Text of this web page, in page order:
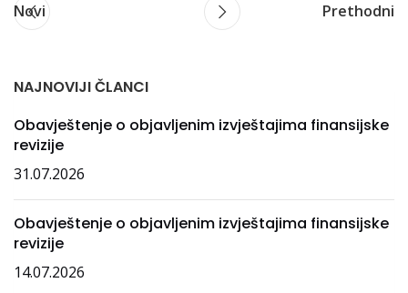
Novi Prethodni
NAJNOVIJI ČLANCI
Obavještenje o objavljenim izvještajima finansijske
revizije
31.07.2026
Obavještenje o objavljenim izvještajima finansijske
revizije
14.07.2026